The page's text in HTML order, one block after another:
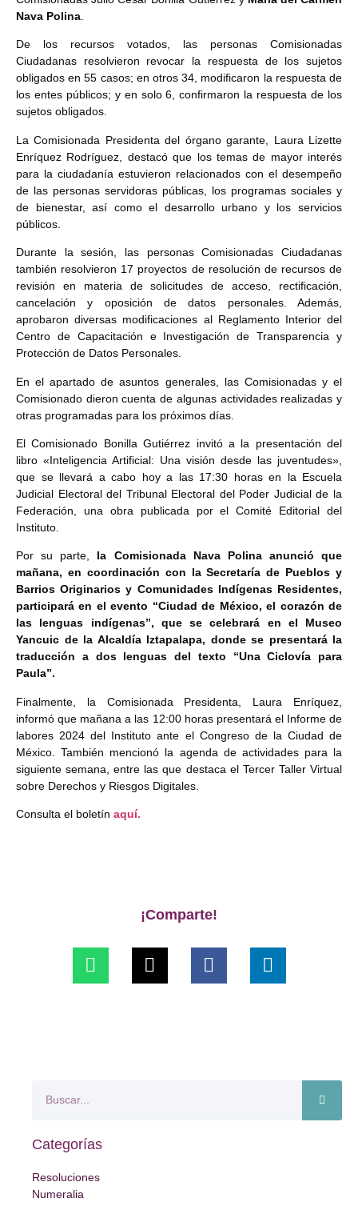
Nava Polina
De los recursos votados, las personas Comisionadas
Ciudadanas resolvieron revocar la respuesta de los sujetos
obligados en 55 casos; en otros 34, modificaron la respuesta de
los entes públicos; y en solo 6, confirmaron la respuesta de los
sujetos obligados.
La Comisionada Presidenta del órgano garante, Laura Lizette
Enríquez Rodríguez, destacó que los temas de mayor interés
para la ciudadanía estuvieron relacionados con el desempeño
de las personas servidoras públicas, los programas sociales y
de bienestar, así como el desarrollo urbano y los servicios
públicos.
Durante la sesión, las personas Comisionadas Ciudadanas
también resolvieron 17 proyectos de resolución de recursos de
revisión en materia de solicitudes de acceso, rectificación,
cancelación y oposición de datos personales. Además,
aprobaron diversas modificaciones al Reglamento Interior del
Centro de Capacitación e Investigación de Transparencia y
Protección de Datos Personales.
En el apartado de asuntos generales, las Comisionadas y el
Comisionado dieron cuenta de algunas actividades realizadas y
otras programadas para los próximos días.
El Comisionado Bonilla Gutiérrez invitó a la presentación del
libro «Inteligencia Artificial: Una visión desde las juventudes»,
que se llevará a cabo hoy a las 17:30 horas en la Escuela
Judicial Electoral del Tribunal Electoral del Poder Judicial de la
Federación, una obra publicada por el Comité Editorial del
Instituto.
Por su parte, la Comisionada Nava Polina anunció que
mañana, en coordinación con la Secretaría de Pueblos y
Barrios Originarios y Comunidades Indígenas Residentes,
participará en el evento “Ciudad de México, el corazón de
las lenguas indígenas”, que se celebrará en el Museo
Yancuic de la Alcaldía Iztapalapa, donde se presentará la
traducción a dos lenguas del texto “Una Ciclovía para
Paula”.
Finalmente, la Comisionada Presidenta, Laura Enríquez,
informó que mañana a las 12:00 horas presentará el Informe de
labores 2024 del Instituto ante el Congreso de la Ciudad de
México. También mencionó la agenda de actividades para la
siguiente semana, entre las que destaca el Tercer Taller Virtual
sobre Derechos y Riesgos Digitales.
Consulta el boletín aquí.
¡Comparte!
Categorías
Resoluciones
Numeralia